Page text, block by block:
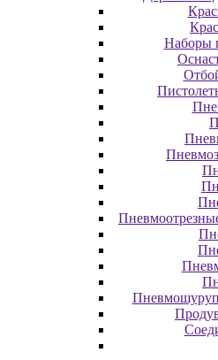
Наборы